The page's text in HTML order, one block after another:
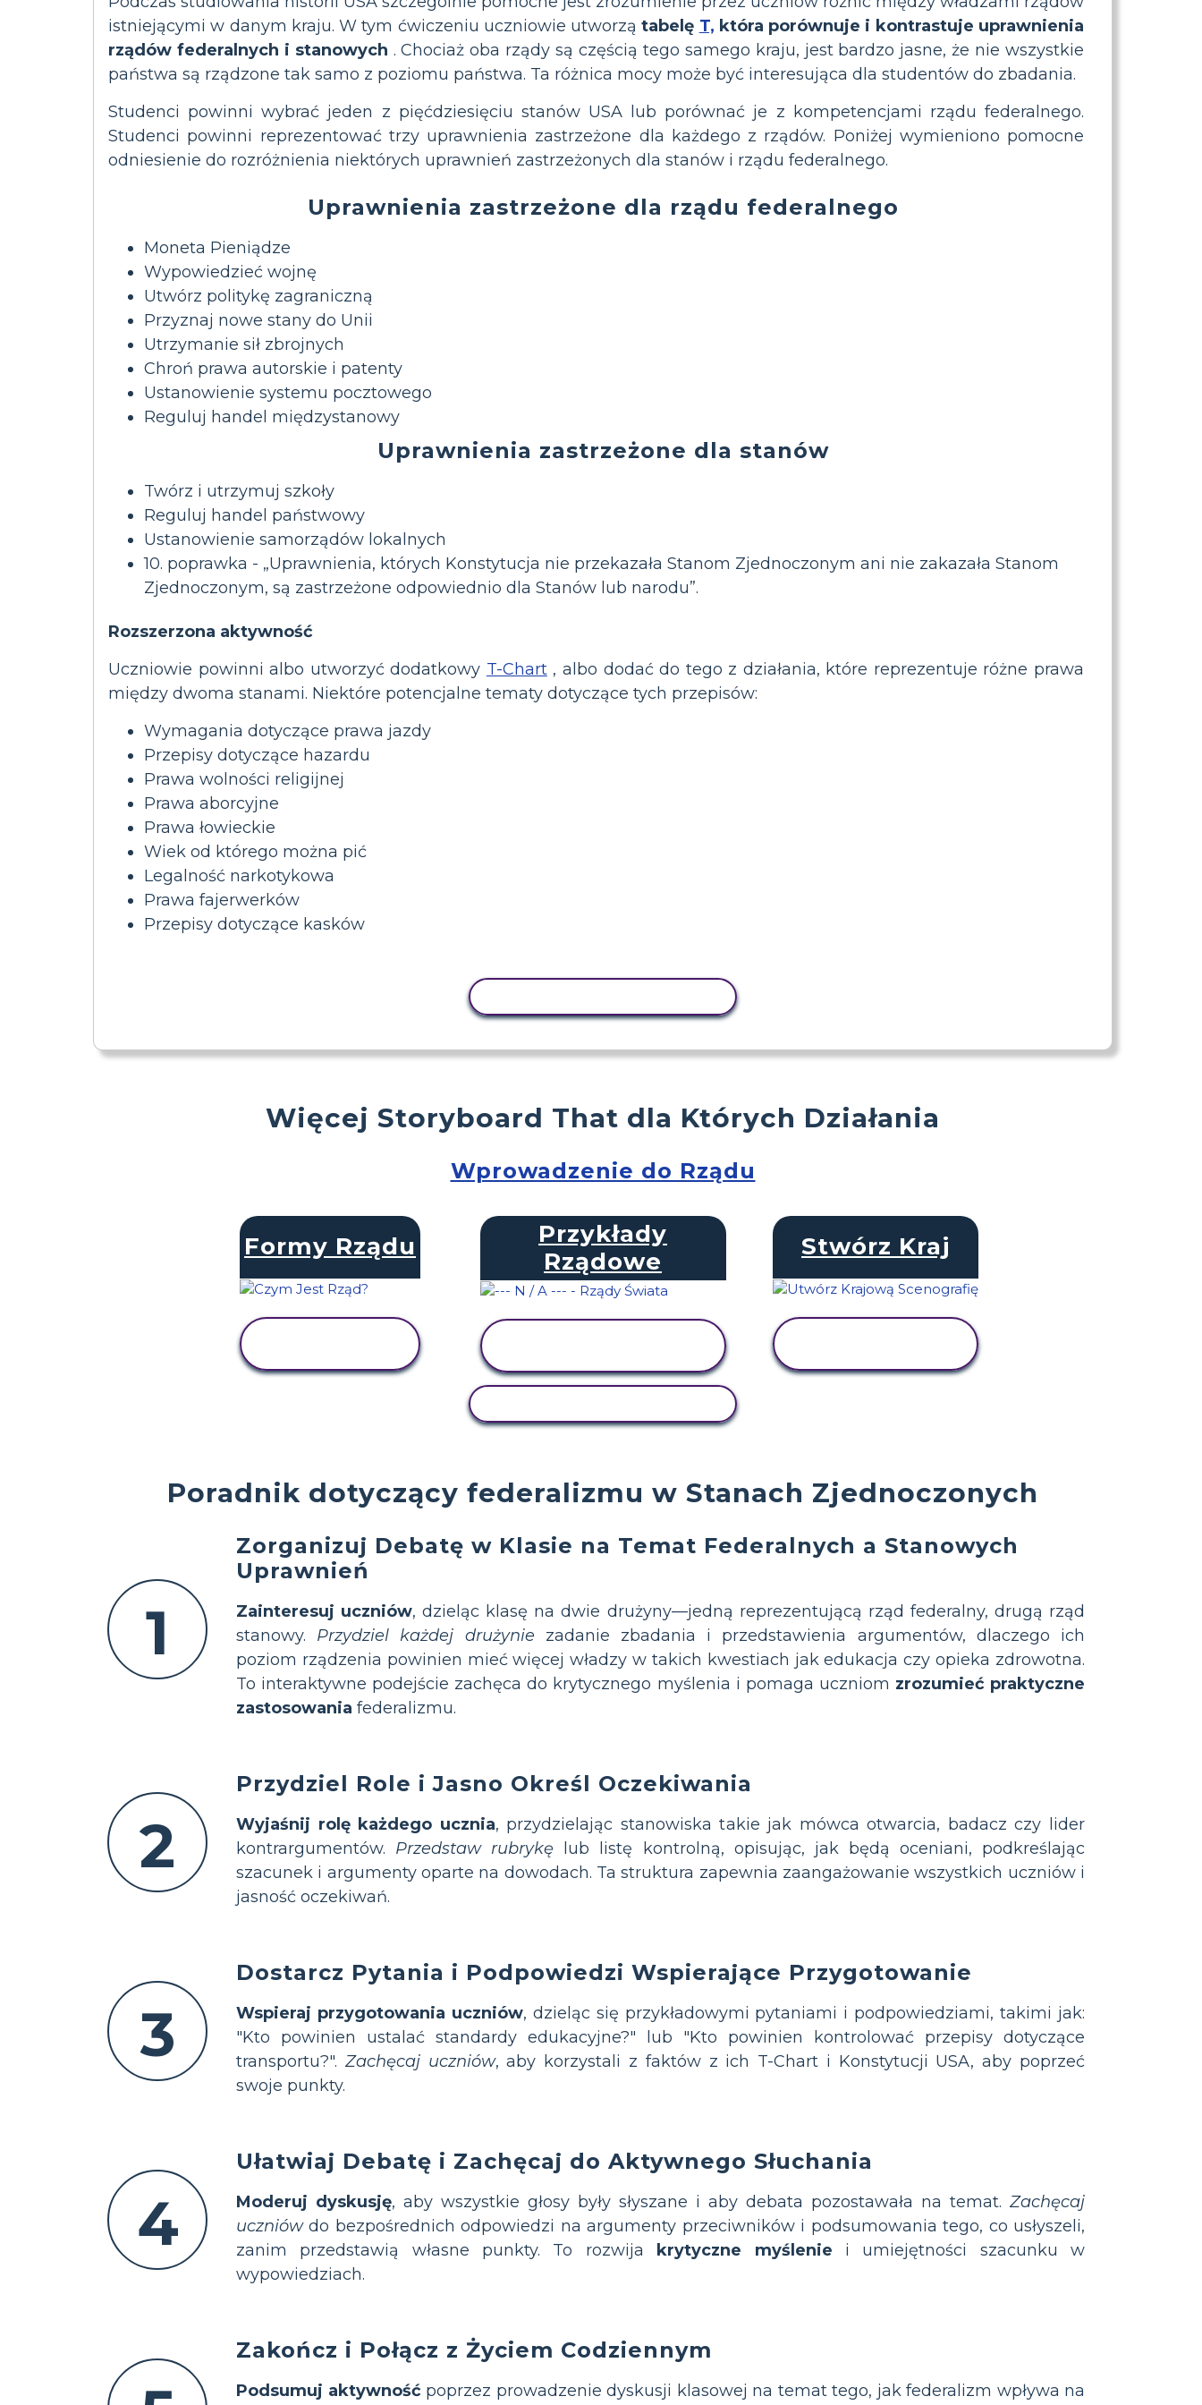
istniejącymi w danym kraju. W tym ćwiczeniu uczniowie utworzątabelę T, która porównuje i kontrastuje uprawnienia
rządów federalnych i stanowych . Chociaż oba rządy są częścią tego samego kraju, jest bardzo jasne, że nie wszystkie
państwa są rządzone tak samo z poziomu państwa. Ta różnica mocy może być interesująca dla studentów do zbadania.
Studenci powinni wybrać jeden z pięćdziesięciu stanów USA lub porównać je z kompetencjami rządu federalnego.
Studenci powinni reprezentować trzy uprawnienia zastrzeżone dla każdego z rządów. Poniżej wymieniono pomocne
odniesienie do rozróżnienia niektórych uprawnień zastrzeżonych dla stanów i rządu federalnego.
Uprawnienia zastrzeżone dla rządu federalnego
Moneta Pieniądze
Wypowiedzieć wojnę
Utwórz politykę zagraniczną
Przyznaj nowe stany do Unii
Utrzymanie sił zbrojnych
Chroń prawa autorskie i patenty
Ustanowienie systemu pocztowego
Reguluj handel międzystanowy
Uprawnienia zastrzeżone dla stanów
Twórz i utrzymuj szkoły
Reguluj handel państwowy
Ustanowienie samorządów lokalnych
10. poprawka - „Uprawnienia, których Konstytucja nie przekazała Stanom Zjednoczonym ani nie zakazała Stanom
Zjednoczonym, są zastrzeżone odpowiednio dla Stanów lub narodu”.
Rozszerzona aktywność
Uczniowie powinni albo utworzyć dodatkowy T-Chart, albo dodać do tego z działania, które reprezentuje różne prawa
między dwoma stanami. Niektóre potencjalne tematy dotyczące tych przepisów:
Wymagania dotyczące prawa jazdy
Przepisy dotyczące hazardu
Prawa wolności religijnej
Prawa aborcyjne
Prawa łowieckie
Wiek od którego można pić
Legalność narkotykowa
Prawa fajerwerków
Przepisy dotyczące kasków
Poradnik dotyczący federalizmu w Stanach Zjednoczonych
1
Zorganizuj Debatę w Klasie na Temat Federalnych a Stanowych
Uprawnień
Zainteresuj uczniów, dzieląc klasę na dwie drużyny—jedną reprezentującą rząd federalny, drugą rząd
stanowy. Przydziel każdej drużynie zadanie zbadania i przedstawienia argumentów, dlaczego ich
poziom rządzenia powinien mieć więcej władzy w takich kwestiach jak edukacja czy opieka zdrowotna.
To interaktywne podejście zachęca do krytycznego myślenia i pomaga uczniom zrozumieć praktyczne
zastosowania federalizmu.
2
Przydziel Role i Jasno Określ Oczekiwania
Wyjaśnij rolę każdego ucznia, przydzielając stanowiska takie jak mówca otwarcia, badacz czy lider
kontrargumentów. Przedstaw rubrykę lub listę kontrolną, opisując, jak będą oceniani, podkreślając
szacunek i argumenty oparte na dowodach. Ta struktura zapewnia zaangażowanie wszystkich uczniów i
jasność oczekiwań.
3
Dostarcz Pytania i Podpowiedzi Wspierające Przygotowanie
Wspieraj przygotowania uczniów, dzieląc się przykładowymi pytaniami i podpowiedziami, takimi jak:
"Kto powinien ustalać standardy edukacyjne?" lub "Kto powinien kontrolować przepisy dotyczące
transportu?". Zachęcaj uczniów, aby korzystali z faktów z ich T-Chart i Konstytucji USA, aby poprzeć
swoje punkty.
4
Ułatwiaj Debatę i Zachęcaj do Aktywnego Słuchania
Moderuj dyskusję, aby wszystkie głosy były słyszane i aby debata pozostawała na temat. Zachęcaj
uczniówdo bezpośrednich odpowiedzi na argumenty przeciwników i podsumowania tego, co usłyszeli,
zanim przedstawią własne punkty. To rozwija krytyczne myślenie i umiejętności szacunku w
wypowiedziach.
Zakończ i Połącz z Życiem Codziennym
Podsumuj aktywność poprzez prowadzenie dyskusji klasowej na temat tego, jak federalizm wpływa na
Więcej Storyboard That dla Których Działania
Wprowadzenie do Rządu
Formy Rządu
Przykłady
Rządowe
Stwórz Kraj